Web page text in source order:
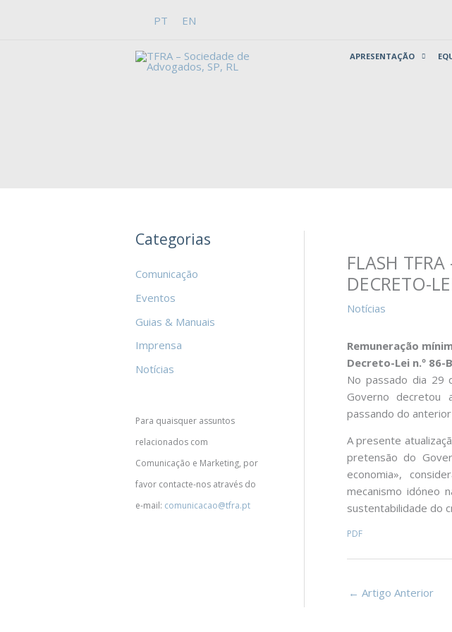
PT EN
APRESENTAÇÃO
Categorias
Comunicação
Eventos
Guias & Manuais
Imprensa
Notícias
Para quaisquer assuntos
relacionados com
Comunicação e Marketing, por
favor contacte-nos através do
e-mail: comunicacao@tfra.pt
FLASH
DECRETO-
Notícias
Remuneração
Decreto-Lei n.º 86-
No passado dia 29
Governo decretou
passando do
A presente
pretensão do
economia»,
mecanismo idóneo
sustentabilidade do
PDF
← Artigo Anterior